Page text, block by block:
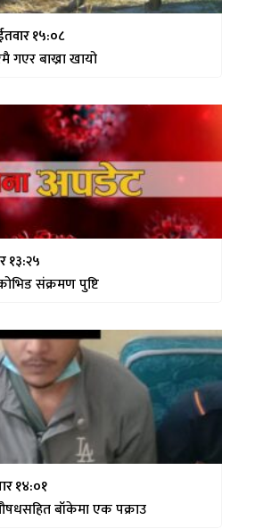
१५:०८
गएर बाख्रा खायो
१३:२५
संक्रमण पुष्टि
१४:०१
बाँकेमा एक पक्राउ